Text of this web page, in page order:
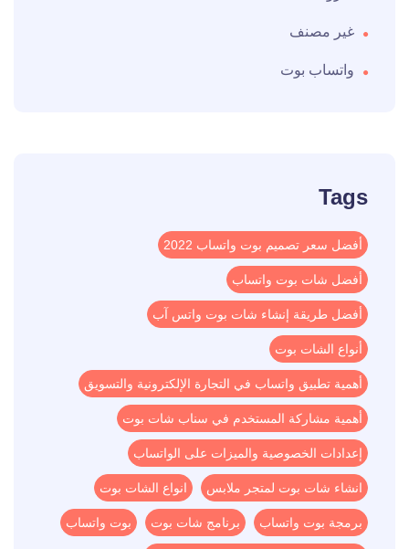
غير مصنف
واتساب بوت
Tags
أفضل سعر تصميم بوت واتساب 2022
أفضل شات بوت واتساب
أفضل طريقة إنشاء شات بوت واتس آب
أنواع الشات بوت
أهمية تطبيق واتساب في التجارة الإلكترونية والتسويق
أهمية مشاركة المستخدم في سناب شات بوت
إعدادات الخصوصية والميزات على الواتساب
انشاء شات بوت لمتجر ملابس انواع الشات بوت
برمجة بوت واتساب برنامج شات بوت بوت واتساب